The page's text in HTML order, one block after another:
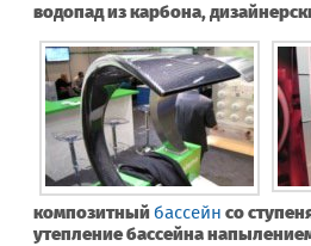
водопад из карбона,
композитныйбассейн со
утепление бассейна